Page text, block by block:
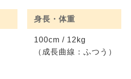
身長・体重
100cm / 12kg
（成長曲線：ふつう）